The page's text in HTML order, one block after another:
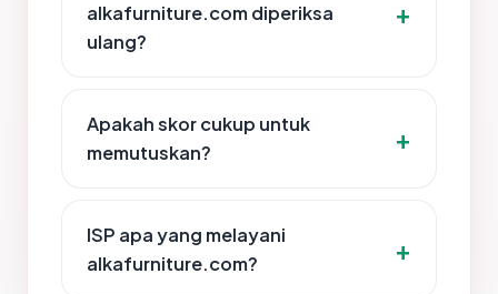
alkafurniture.com diperiksa
ulang?
Apakah skor cukup untuk
memutuskan?
ISP apa yang melayani
alkafurniture.com?